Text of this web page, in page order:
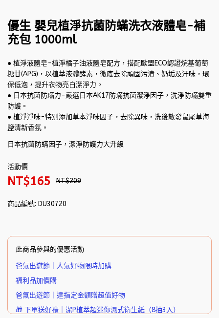
優生 嬰兒植淨抗菌防蟎洗衣液體皂-補
充包 1000ml
● 植淨液體皂-植淨橘子油液體皂配方，搭配歐盟ECO認證烷基葡萄
糖甘(APG)，以植萃液體酵素，徹底去除頑固污漬、奶垢及汗味，環
保低泡，提升衣物亮白潔淨力。
● 日本抗菌防璊力-嚴選日本AK17防璊抗菌潔淨因子，洗淨防璊雙重
防護。
● 植淨淨味-特別添加草本淨味因子，去除異味，洗後散發鼠尾草海
鹽清新香氛。
日本抗菌防螨因子，潔淨防護力大升級
活動價
NT$165 NT$209
商品編號: DU30720
此商品參與的優惠活動
爸氣出遊節｜人氣好物限時加購
福利品加價購
爸氣出遊節｜達指定金額贈超值好物
🎁 下單送好禮｜潔P植萃超迷你濕式衛生紙（8抽3入）